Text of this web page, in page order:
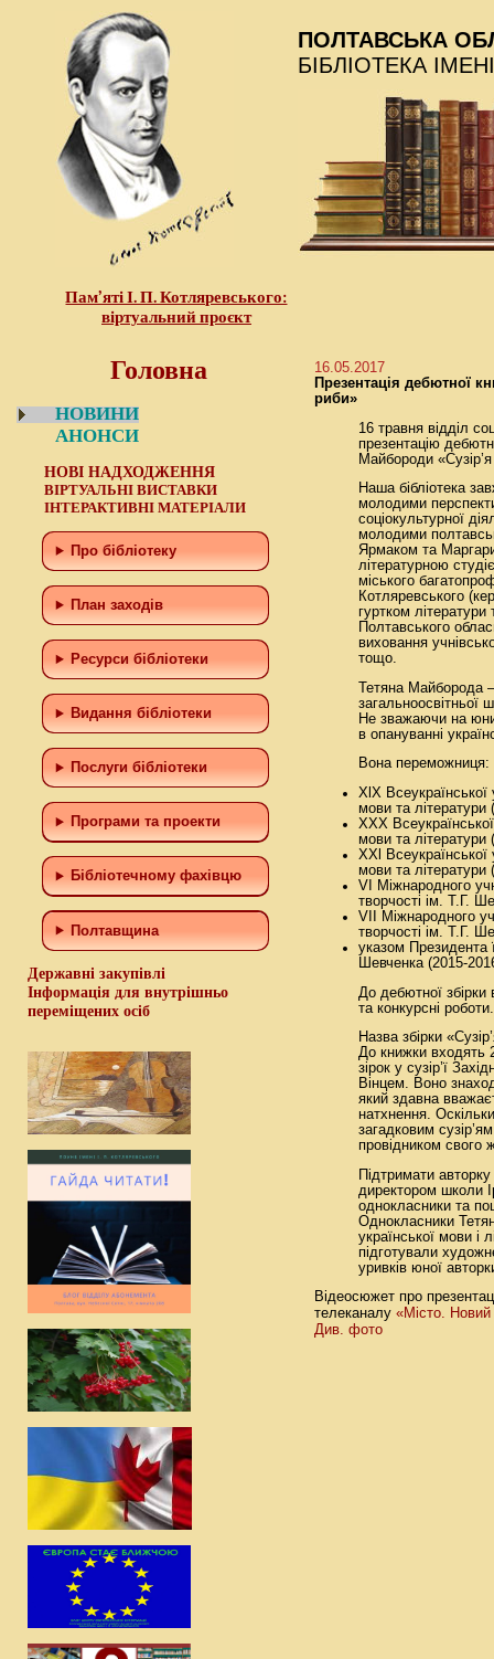
Пам’яті І. П. Котляревського:
віртуальний проєкт
ПОЛТАВСЬКА
БІБЛІОТЕКА
Головна
НОВИНИ
АНОНСИ
НОВІ НАДХОДЖЕННЯ
ВІРТУАЛЬНІ ВИСТАВКИ
ІНТЕРАКТИВНІ МАТЕРІАЛИ
Про бібліотеку
План заходів
Ресурси бібліотеки
Видання бібліотеки
Послуги бібліотеки
Програми та проекти
Бiблiотечному фахiвцю
Полтавщина
Державні закупівлі
Інформація для внутрішньо
переміщених осіб
16.05.2017
Презентація дебютної
риби»
16 травня відділ
презентацію
Майбороди
Наша бібліотека
молодими
соціокультурної
молодими
Ярмаком та
літературною
міського
Котляревського
гуртком літератури
Полтавського
виховання
тощо.
Тетяна Майборода
загальноосвітньої
Не зважаючи на
в опануванні
Вона переможниця:
XlX Всеукраїнської
мови та
XXX
мови та
XXl Всеукраїнської
мови та
VI Міжнародного
творчості ім. Т.Г.
VII Міжнародного
творчості ім. Т.Г.
указом Президента
Шевченка (2015-
До дебютної збірки
та конкурсні роботи.
Назва збірки
До книжки входять
зірок у сузір’ї
Вінцем. Воно
який здавна
натхнення.
загадковим
провідником свого
Підтримати
директором школи
однокласники та
Однокласники
української мови і
підготували
уривків юної
Відеосюжет про
телеканалу «Місто. Новий
Див. фото